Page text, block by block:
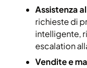
Assistenza
richieste di
intelligente,
escalation
Vendite e